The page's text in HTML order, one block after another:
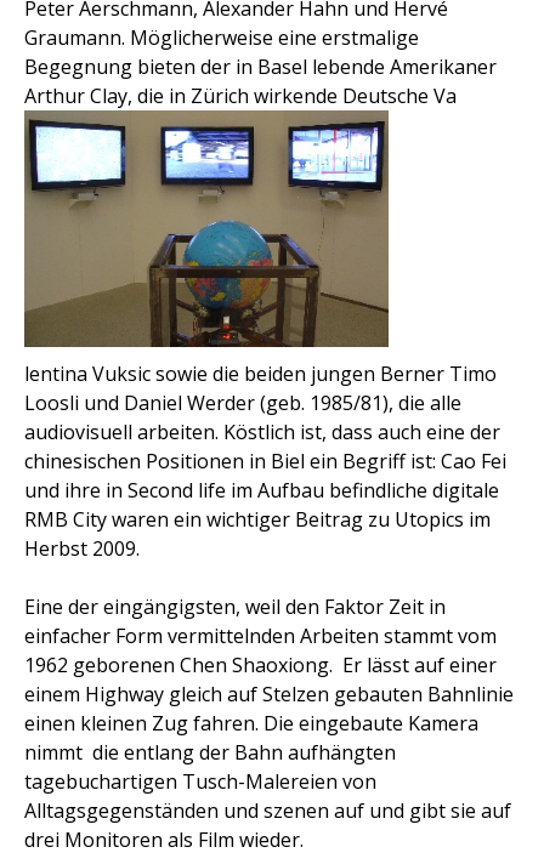
Peter Aerschmann, Alexander Hahn und Hervé
Graumann. Möglicherweise eine erstmalige
Begegnung bieten der in Basel lebende Amerikaner
Arthur Clay, die in Zürich wirkende Deutsche Va
lentina Vuksic sowie die beiden jungen Berner Timo
Loosli und Daniel Werder (geb. 1985/81), die alle
audiovisuell arbeiten. Köstlich ist, dass auch eine der
chinesischen Positionen in Biel ein Begriff ist: Cao Fei
und ihre in Second life im Aufbau befindliche digitale
RMB City waren ein wichtiger Beitrag zu Utopics im
Herbst 2009.
Eine der eingängigsten, weil den Faktor Zeit in
einfacher Form vermittelnden Arbeiten stammt vom
1962 geborenen Chen Shaoxiong. Er lässt auf einer
einem Highway gleich auf Stelzen gebauten Bahnlinie
einen kleinen Zug fahren. Die eingebaute Kamera
nimmt die entlang der Bahn aufhängten
tagebuchartigen Tusch-Malereien von
Alltagsgegenständen und szenen auf und gibt sie auf
drei Monitoren als Film wieder.